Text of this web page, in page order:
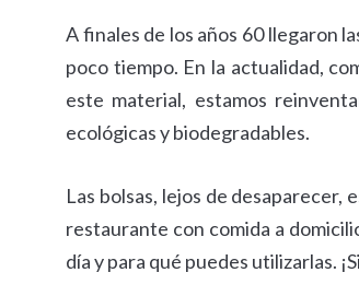
A finales de los años 60 llegaron
poco tiempo. En la actualidad,
este material, estamos
ecológicas y biodegradables.
Las bolsas, lejos de
restaurante con comida a
día y para qué puedes utilizarlas.